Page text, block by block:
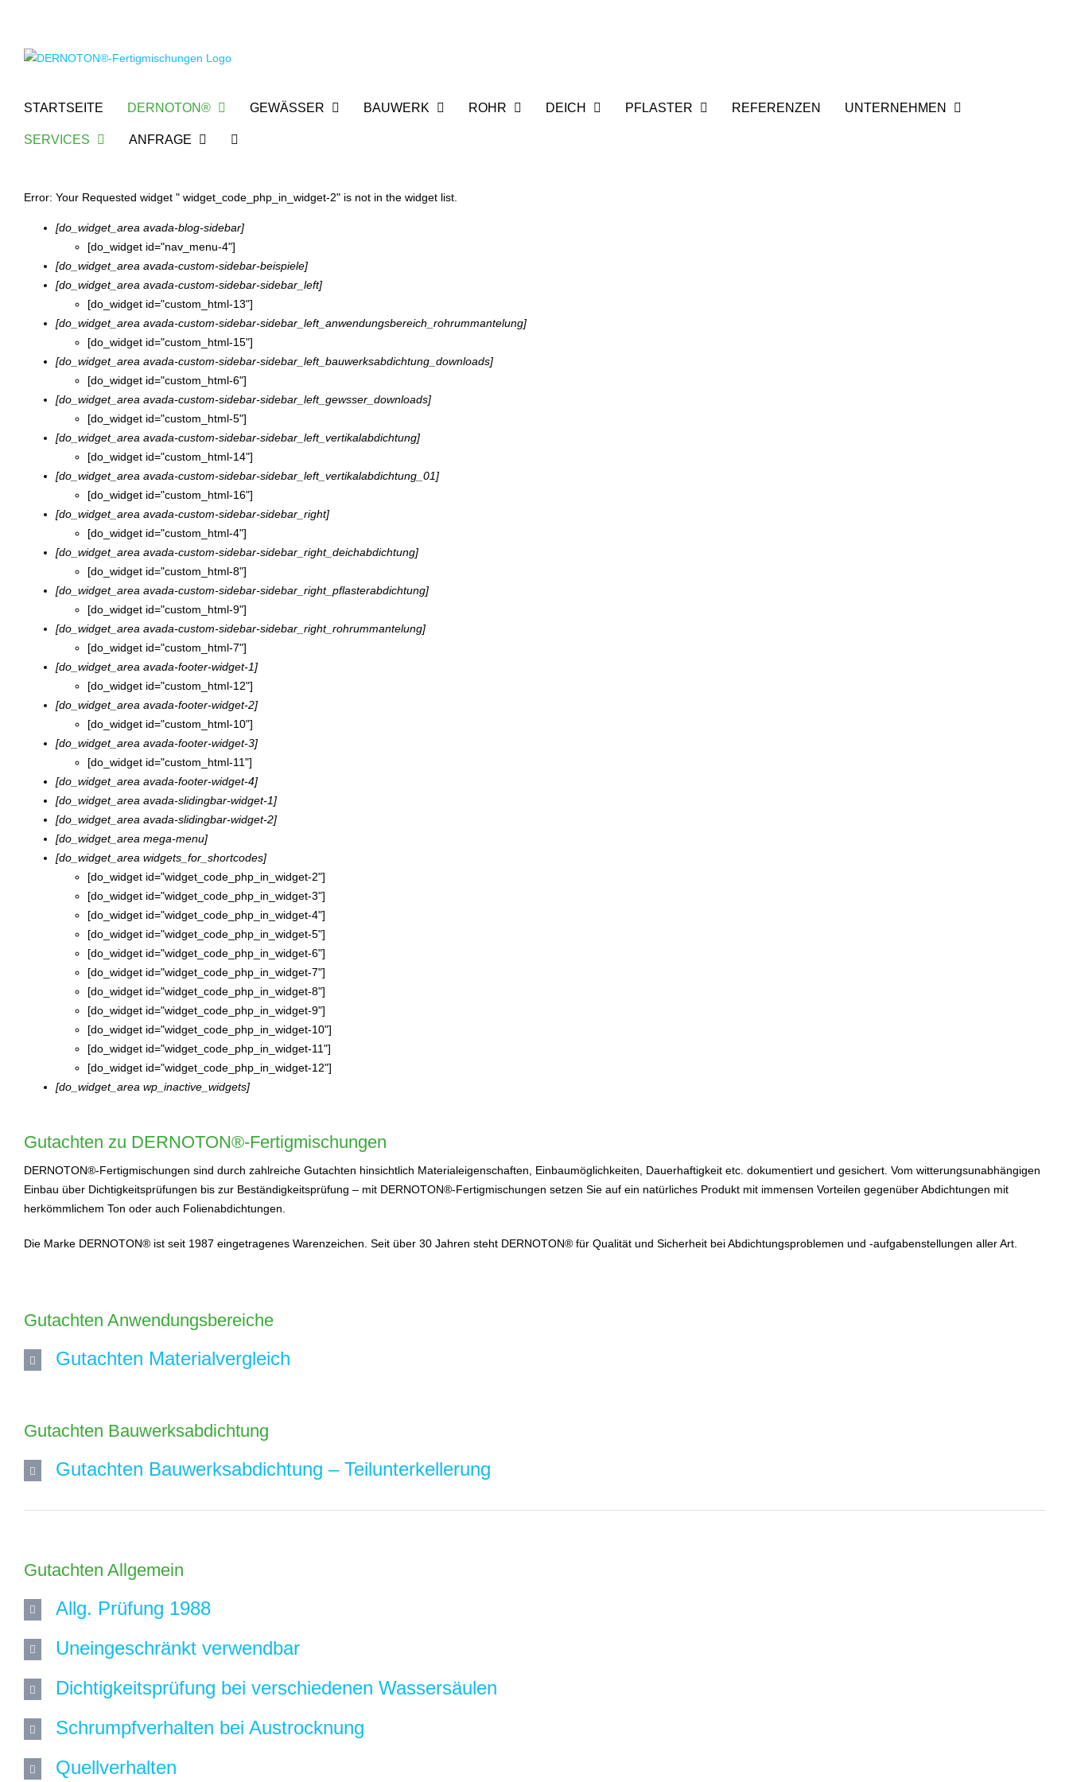
springen
STARTSEITE DERNOTON® GEWÄSSER BAUWERK ROHR DEICH PFLASTER REFERENZEN UNTERNEHMEN
SERVICES ANFRAGE
Error: Your Requested widget " widget_code_php_in_widget-2" is not in the widget list.
[do_widget_area avada-blog-sidebar]
[do_widget id="nav_menu-4"]
[do_widget_area avada-custom-sidebar-beispiele]
[do_widget_area avada-custom-sidebar-sidebar_left]
[do_widget id="custom_html-13"]
[do_widget_area avada-custom-sidebar-sidebar_left_anwendungsbereich_rohrummantelung]
[do_widget id="custom_html-15"]
[do_widget_area avada-custom-sidebar-sidebar_left_bauwerksabdichtung_downloads]
[do_widget id="custom_html-6"]
[do_widget_area avada-custom-sidebar-sidebar_left_gewsser_downloads]
[do_widget id="custom_html-5"]
[do_widget_area avada-custom-sidebar-sidebar_left_vertikalabdichtung]
[do_widget id="custom_html-14"]
[do_widget_area avada-custom-sidebar-sidebar_left_vertikalabdichtung_01]
[do_widget id="custom_html-16"]
[do_widget_area avada-custom-sidebar-sidebar_right]
[do_widget id="custom_html-4"]
[do_widget_area avada-custom-sidebar-sidebar_right_deichabdichtung]
[do_widget id="custom_html-8"]
[do_widget_area avada-custom-sidebar-sidebar_right_pflasterabdichtung]
[do_widget id="custom_html-9"]
[do_widget_area avada-custom-sidebar-sidebar_right_rohrummantelung]
[do_widget id="custom_html-7"]
[do_widget_area avada-footer-widget-1]
[do_widget id="custom_html-12"]
[do_widget_area avada-footer-widget-2]
[do_widget id="custom_html-10"]
[do_widget_area avada-footer-widget-3]
[do_widget id="custom_html-11"]
[do_widget_area avada-footer-widget-4]
[do_widget_area avada-slidingbar-widget-1]
[do_widget_area avada-slidingbar-widget-2]
[do_widget_area mega-menu]
[do_widget_area widgets_for_shortcodes]
[do_widget id="widget_code_php_in_widget-2"]
[do_widget id="widget_code_php_in_widget-3"]
[do_widget id="widget_code_php_in_widget-4"]
[do_widget id="widget_code_php_in_widget-5"]
[do_widget id="widget_code_php_in_widget-6"]
[do_widget id="widget_code_php_in_widget-7"]
[do_widget id="widget_code_php_in_widget-8"]
[do_widget id="widget_code_php_in_widget-9"]
[do_widget id="widget_code_php_in_widget-10"]
[do_widget id="widget_code_php_in_widget-11"]
[do_widget id="widget_code_php_in_widget-12"]
[do_widget_area wp_inactive_widgets]
Gutachten zu DERNOTON®-Fertigmischungen
DERNOTON®-Fertigmischungen sind durch zahlreiche Gutachten hinsichtlich Materialeigenschaften, Einbaumöglichkeiten, Dauerhaftigkeit etc. dokumentiert und gesichert. Vom witterungsunabhängigen
Einbau über Dichtigkeitsprüfungen bis zur Beständigkeitsprüfung – mit DERNOTON®-Fertigmischungen setzen Sie auf ein natürliches Produkt mit immensen Vorteilen gegenüber Abdichtungen mit
herkömmlichem Ton oder auch Folienabdichtungen.
Die Marke DERNOTON® ist seit 1987 eingetragenes Warenzeichen. Seit über 30 Jahren steht DERNOTON® für Qualität und Sicherheit bei Abdichtungsproblemen und -aufgabenstellungen aller Art.
Gutachten Anwendungsbereiche
Gutachten Materialvergleich
Gutachten Bauwerksabdichtung
Gutachten Bauwerksabdichtung – Teilunterkellerung
Gutachten Allgemein
Allg. Prüfung 1988
Uneingeschränkt verwendbar
Dichtigkeitsprüfung bei verschiedenen Wassersäulen
Schrumpfverhalten bei Austrocknung
Quellverhalten